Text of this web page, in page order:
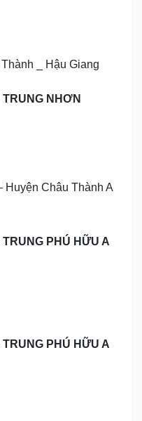
_ Hậu Giang
NHƠN
Huyện Châu Thành A
PHÚ HỮU A
PHÚ HỮU A